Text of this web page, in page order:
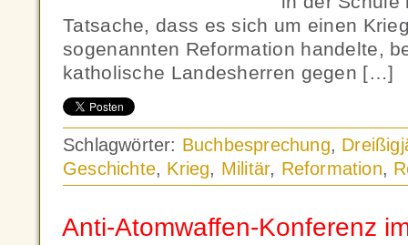
Tatsache, dass es sich um einen
sogenannten Reformation handelte,
katholische Landesherren gegen […]
Schlagwörter: Buchbesprechung,
Geschichte, Krieg, Militär, Reformation,
Anti-Atomwaffen-Konferenz